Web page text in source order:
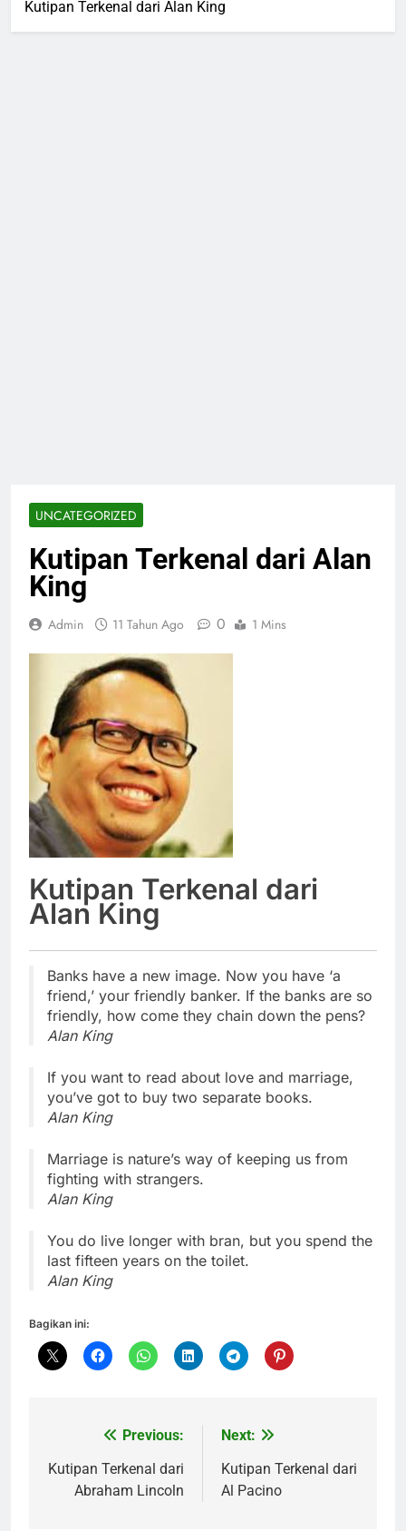
Kutipan Terkenal dari Alan King
UNCATEGORIZED
Kutipan Terkenal dari Alan
King
Admin 11 Tahun Ago 0 1 Mins
Kutipan Terkenal dari
Alan King
Banks have a new image. Now you have ‘a
friend,’ your friendly banker. If the banks are so
friendly, how come they chain down the pens?
Alan King
If you want to read about love and marriage,
you’ve got to buy two separate books.
Alan King
Marriage is nature’s way of keeping us from
fighting with strangers.
Alan King
You do live longer with bran, but you spend the
last fifteen years on the toilet.
Alan King
Bagikan ini:
Navigasi
pos
Previous:
Kutipan Terkenal dari
Abraham Lincoln
Next:
Kutipan Terkenal dari
Al Pacino